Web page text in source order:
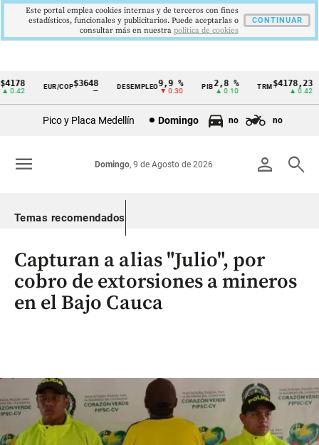
Cintillo
Colombia
EUR/COP$3648 DESEMPLEO 9,9 %
▼ 0.30
PIB2,8 %
▲ 0.10
TRM$4178,23
▲ 0.42
Pico y Placa Medellín Domingo no no
person search
Domingo, 9 de Agosto de 2026
menu
Temas recomendados
Capturan a alias "Julio", por
cobro de extorsiones a mineros
en el Bajo Cauca
Este portal emplea cookies internas y de terceros con fines
estadísticos, funcionales y publicitarios. Puede aceptarlas o
consultar más en nuestra politica de cookies
CONTINUAR